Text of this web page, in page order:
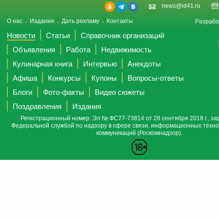
news@id41.ru
О нас Издания Дать рекламу Контакты
Новости Статьи
Справочник организаций
Объявления
Работа
Недвижимость
Кулинарная книга
Интервью
Анекдоты
Афиша
Конкурсы Купоны
Вопросы-ответы
Блоги
Фото-факты
Видео сюжеты
Поздравления
Издания
Регистрационный номер: Эл № ФС77-73814 от 28 сентября 2018 г.,
Федеральной службой по надзору в сфере связи, информационных
коммуникаций (Роскомнадзор).